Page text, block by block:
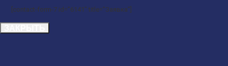
[contact-form-7 id=”6141″ title=”Заявка”]